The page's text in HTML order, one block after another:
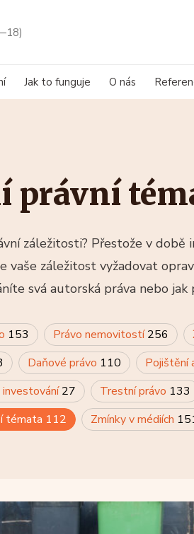
Jak to funguje O nás
právní
záležitosti? Přestože v době
vaše záležitost vyžadovat
svá autorská práva nebo
153 Právo nemovitostí256
Daňové právo 110 Pojištění
investování27 Trestní právo 133
témata 112 Zmínky v médiích